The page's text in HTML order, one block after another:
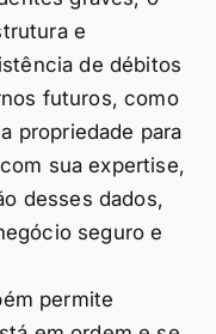
e
de débitos
futuros, como
propriedade para
sua expertise,
desses dados,
seguro e
permite